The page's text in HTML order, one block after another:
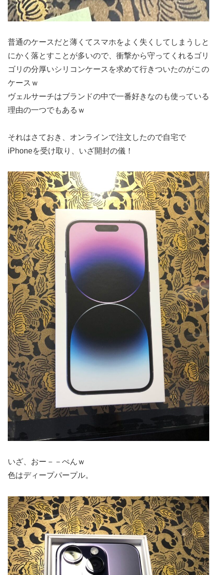
普通のケースだと薄くてスマホをよく失くしてしまうしと
にかく落とすことが多いので、衝撃から守ってくれるゴリ
ゴリの分厚いシリコンケースを求めて行きついたのがこの
ケースｗ
ヴェルサーチはブランドの中で一番好きなのも使っている
理由の一つでもあるｗ
それはさておき、オンラインで注文したので自宅で
iPhoneを受け取り、いざ開封の儀！
いざ、おー－－ぺんｗ
色はディープパープル。